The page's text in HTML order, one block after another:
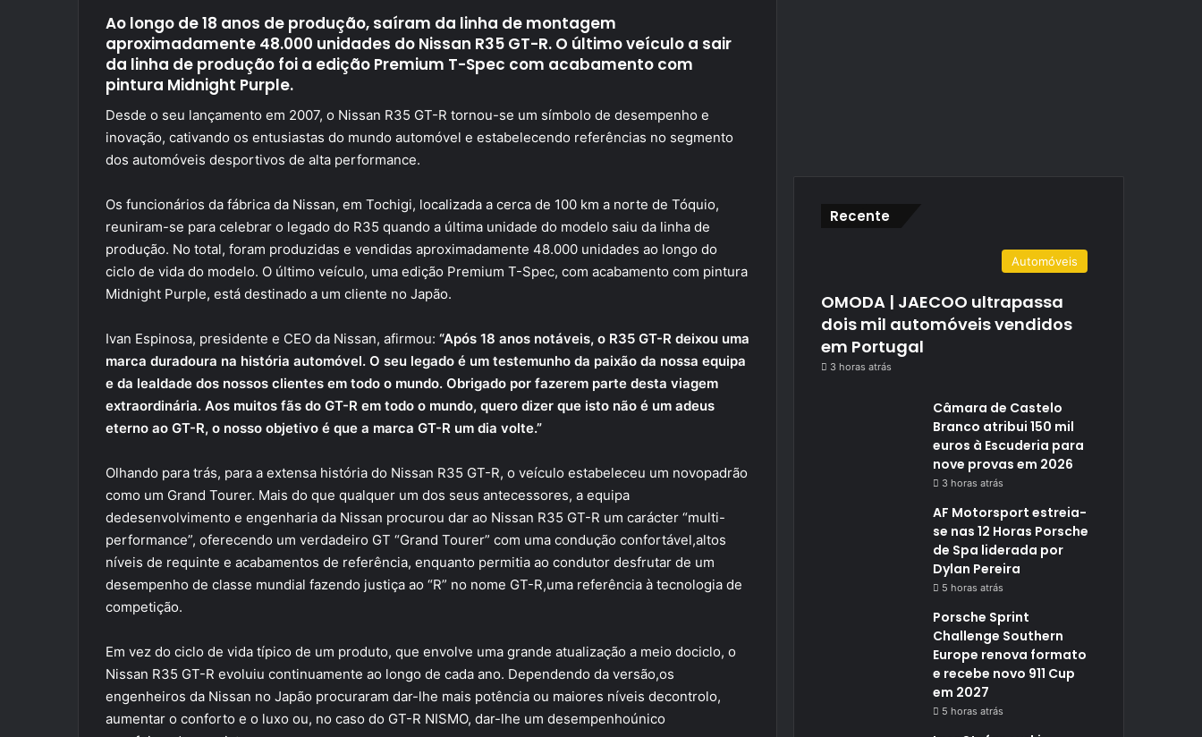
Ao longo de 18 anos de produção, saíram da linha de montagem
aproximadamente 48.000 unidades do Nissan R35 GT-R. O último veículo a sair
da linha de produção foi a edição Premium T-Spec com acabamento com
pintura Midnight Purple.
Desde o seu lançamento em 2007, o Nissan R35 GT-R tornou-se um símbolo de desempenho e
inovação, cativando os entusiastas do mundo automóvel e estabelecendo referências no segmento
dos automóveis desportivos de alta performance.
Os funcionários da fábrica da Nissan, em Tochigi, localizada a cerca de 100 km a norte de Tóquio,
reuniram-se para celebrar o legado do R35 quando a última unidade do modelo saiu da linha de
produção. No total, foram produzidas e vendidas aproximadamente 48.000 unidades ao longo do
ciclo de vida do modelo. O último veículo, uma edição Premium T-Spec, com acabamento com pintura
Midnight Purple, está destinado a um cliente no Japão.
Ivan Espinosa, presidente e CEO da Nissan, afirmou: “Após 18 anos notáveis, o R35 GT-R deixou uma
marca duradoura na história automóvel. O seu legado é um testemunho da paixão da nossa equipa
e da lealdade dos nossos clientes em todo o mundo. Obrigado por fazerem parte desta viagem
extraordinária. Aos muitos fãs do GT-R em todo o mundo, quero dizer que isto não é um adeus
eterno ao GT-R, o nosso objetivo é que a marca GT-R um dia volte.”
Olhando para trás, para a extensa história do Nissan R35 GT-R, o veículo estabeleceu um novopadrão
como um Grand Tourer. Mais do que qualquer um dos seus antecessores, a equipa
dedesenvolvimento e engenharia da Nissan procurou dar ao Nissan R35 GT-R um carácter “multi-
performance”, oferecendo um verdadeiro GT “Grand Tourer” com uma condução confortável,altos
níveis de requinte e acabamentos de referência, enquanto permitia ao condutor desfrutar de um
desempenho de classe mundial fazendo justiça ao “R” no nome GT-R,uma referência à tecnologia de
competição.
Em vez do ciclo de vida típico de um produto, que envolve uma grande atualização a meio dociclo, o
Nissan R35 GT-R evoluiu continuamente ao longo de cada ano. Dependendo da versão,os
engenheiros da Nissan no Japão procuraram dar-lhe mais potência ou maiores níveis decontrolo,
aumentar o conforto e o luxo ou, no caso do GT-R NISMO, dar-lhe um desempenhoúnico
Recente
Automóveis
OMODA | JAECOO ultrapassa
dois mil automóveis vendidos
em Portugal
3 horas atrás
Câmara de Castelo
Branco atribui 150 mil
euros à Escuderia para
nove provas em 2026
3 horas atrás
AF Motorsport estreia-
se nas 12 Horas Porsche
de Spa liderada por
Dylan Pereira
5 horas atrás
Porsche Sprint
Challenge Southern
Europe renova formato
e recebe novo 911 Cup
em 2027
5 horas atrás